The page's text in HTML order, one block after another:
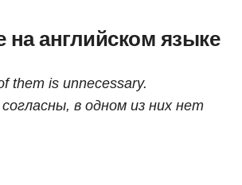
английском языке
them is unnecessary.
согласны, в одном из них нет